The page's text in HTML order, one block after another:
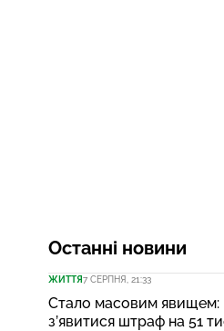
Останні новини
ЖИТТЯ7 СЕРПНЯ, 21:33
Стало масовим явищем:
з’явитися штраф на 51